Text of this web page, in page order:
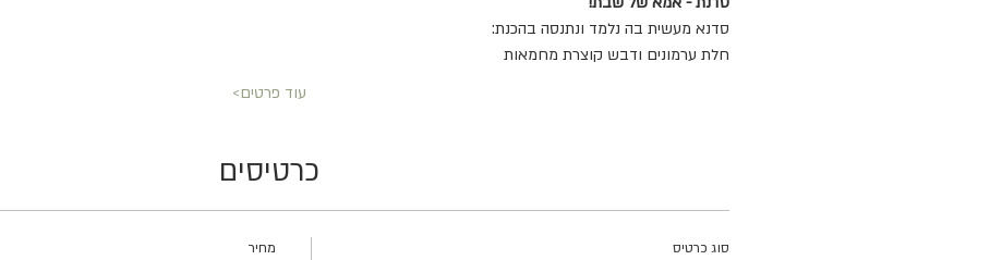
סדנא מעשית בה נלמד ונתנסה בהכנת:
חלת ערמונים ודבש קוצרת מחמאות
עוד פרטים>
כרטיסים
סוג כרטיס מחיר